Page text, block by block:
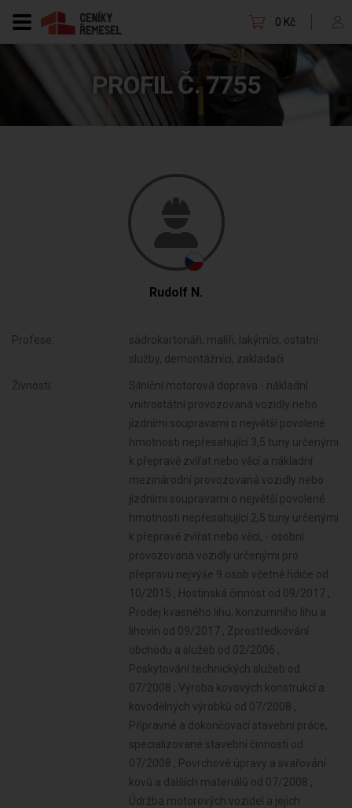
0 Kč
PROFIL Č. 7755
Rudolf N.
Profese:
sádrokartonáři, malíři, lakýrníci, ostatní
služby, demontážníci, zakladači
Živnosti:
Silniční motorová doprava - nákladní
vnitrostátní provozovaná vozidly nebo
jízdními soupravami o největší povolené
hmotnosti nepřesahující 3,5 tuny určenými
k přepravě zvířat nebo věcí a nákladní
mezinárodní provozovaná vozidly nebo
jízdními soupravami o největší povolené
hmotnosti nepřesahující 2,5 tuny určenými
k přepravě zvířat nebo věcí, - osobní
provozovaná vozidly určenými pro
přepravu nejvýše 9 osob včetně řidiče od
10/2015 , Hostinská činnost od 09/2017 ,
Prodej kvasného lihu, konzumního lihu a
lihovin od 09/2017 , Zprostředkování
obchodu a služeb od 02/2006 ,
Poskytování technických služeb od
07/2008 , Výroba kovových konstrukcí a
kovodělných výrobků od 07/2008 ,
Přípravné a dokončovací stavební práce,
specializované stavební činnosti od
07/2008 , Povrchové úpravy a svařování
kovů a dalších materiálů od 07/2008 ,
Údržba motorových vozidel a jejich